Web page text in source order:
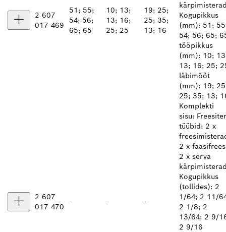
2 607
017 469
51; 55;
54; 56;
65; 65
10; 13;
13; 16;
25; 25
19; 25;
25; 35;
13; 16
Kogupikkus
(mm): 51;
54; 56; 65;
tööpikkus
(mm): 10;
13; 16; 25;
läbimõõt
(mm): 19;
25; 35; 13;
2 607
017 470
- - -
Komplekti
sisu:
tüübid: 2 x
2 x
2 x serva
Kogupikkus
(tollides): 2
1/64; 2 11/
2 1/8; 2
13/64; 2 9/
2 9/16